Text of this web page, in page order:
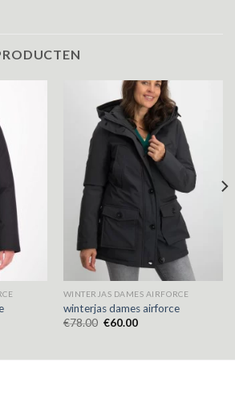
WINTERJAS DAMES AIRFORCE
winterjas dames airforce
€78.00 €60.00